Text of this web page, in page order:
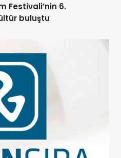
Festivali’nin 6.
buluştu